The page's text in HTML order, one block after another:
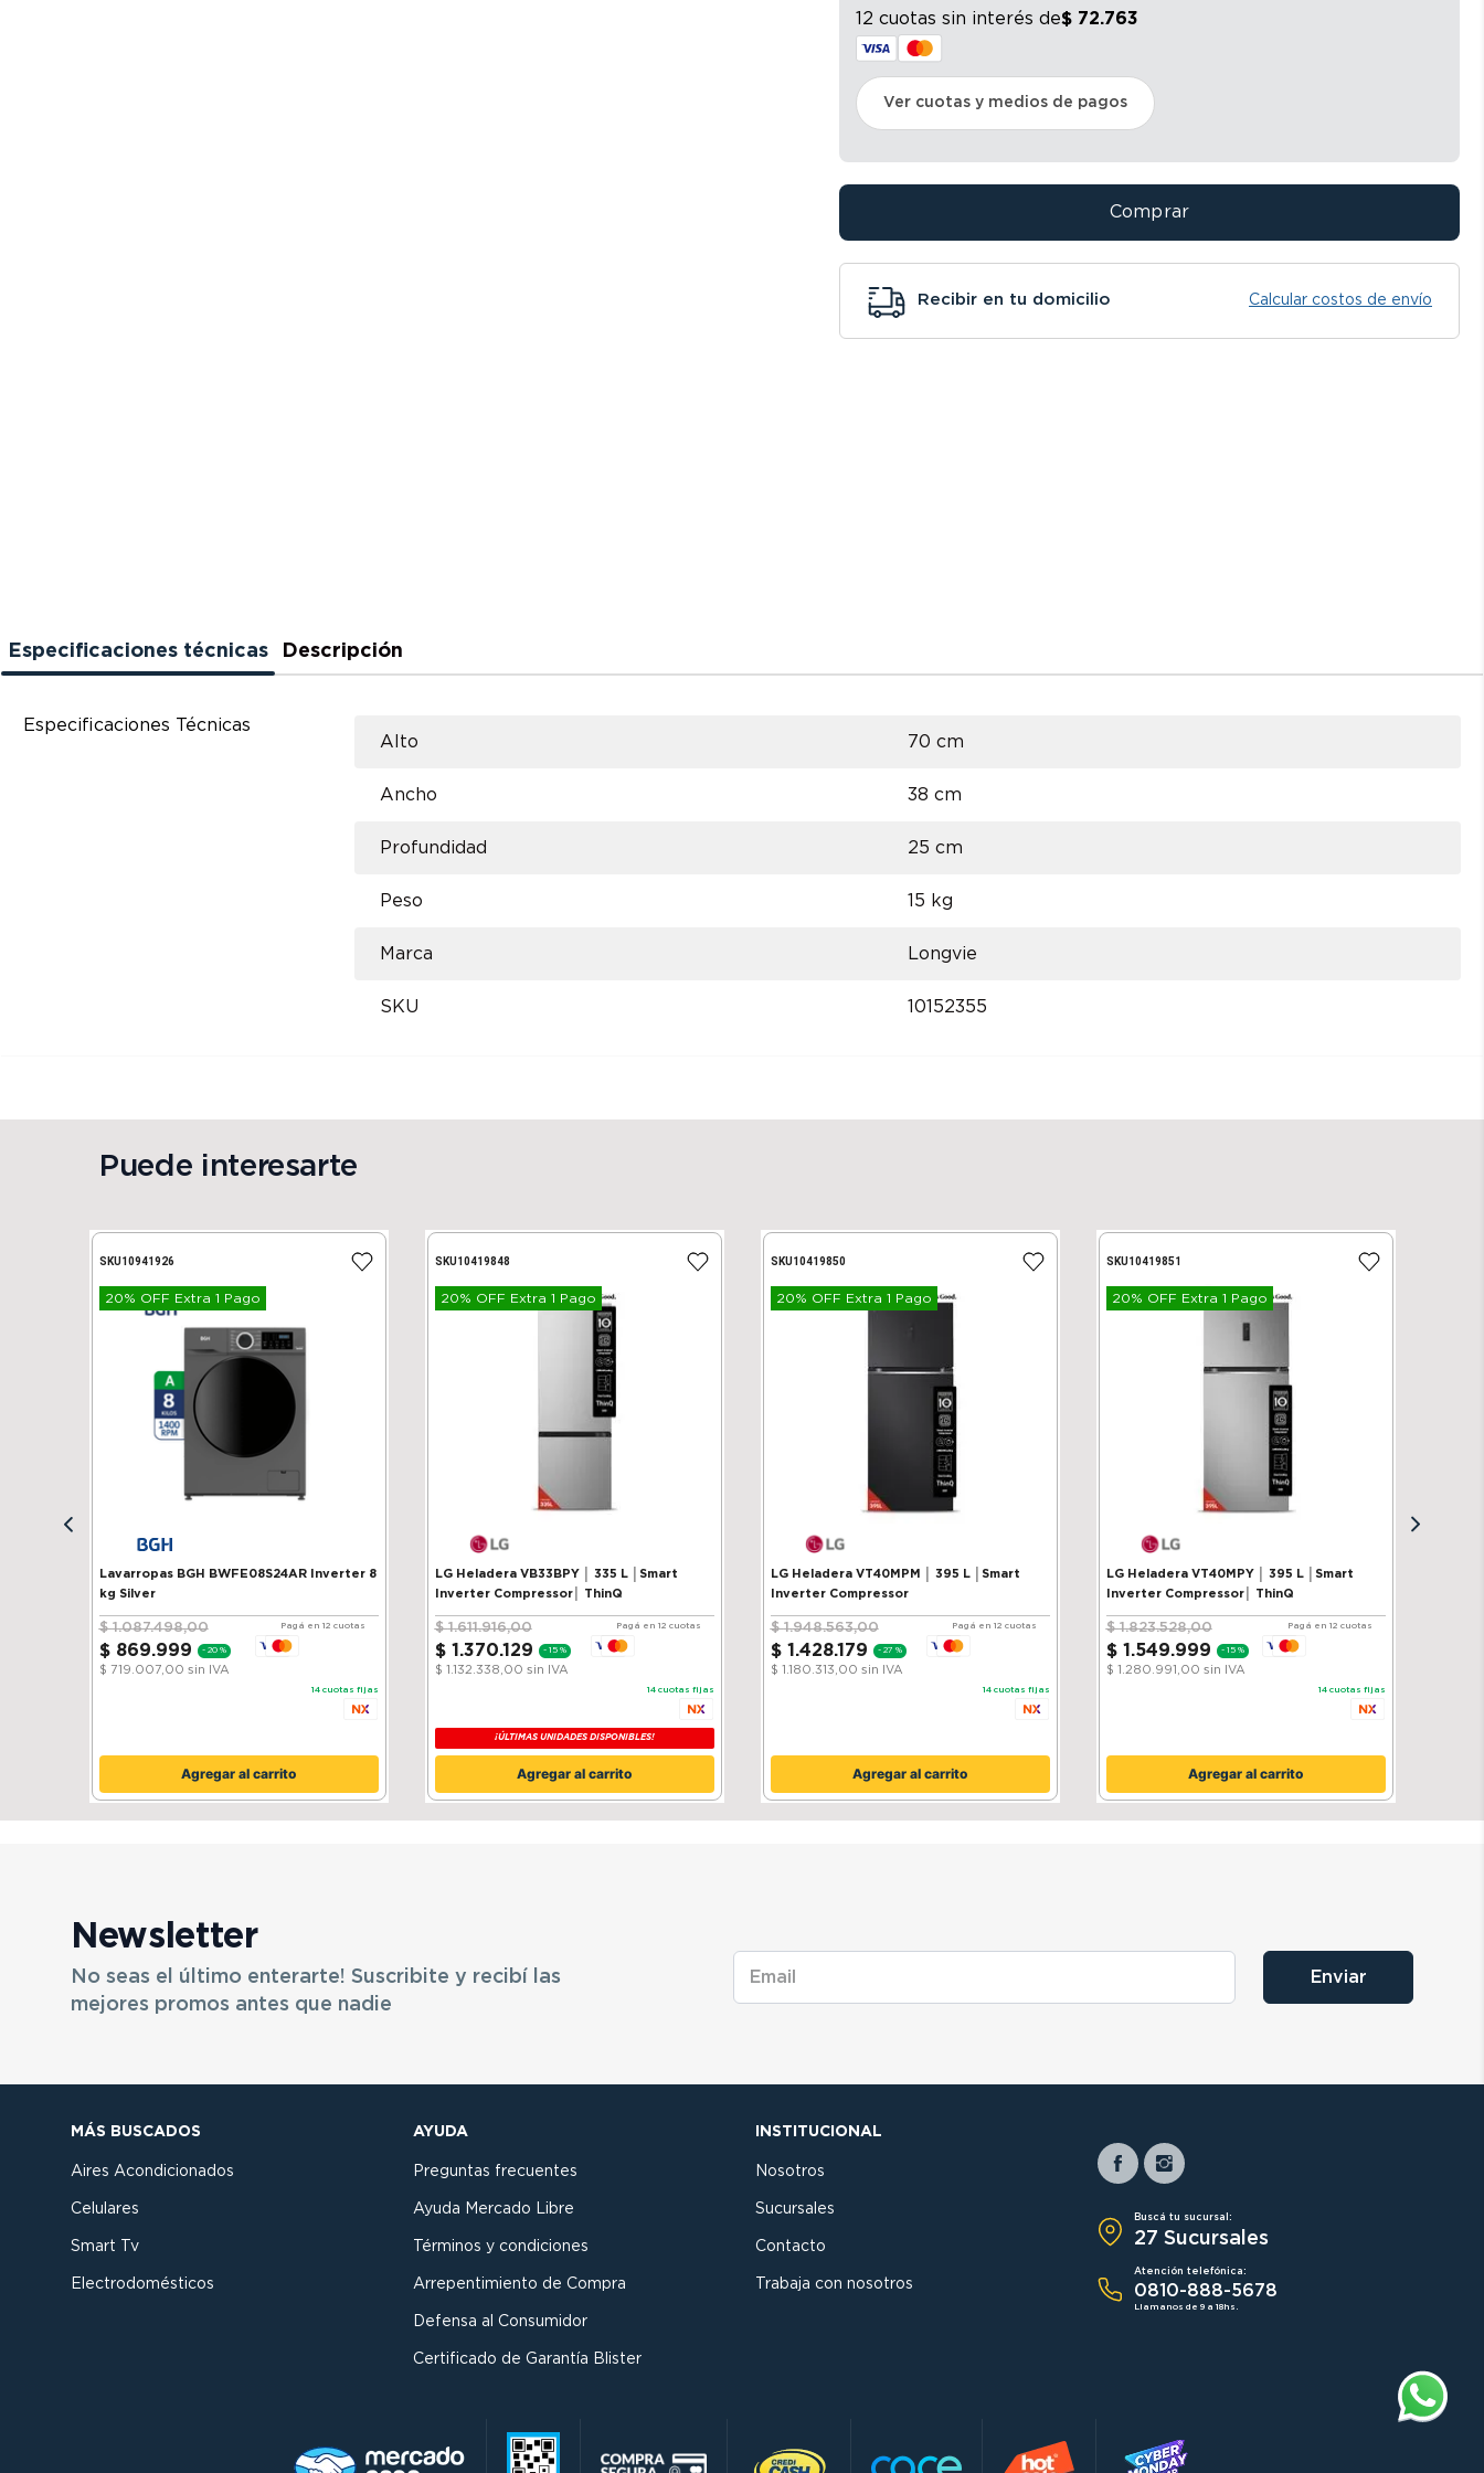
12 cuotas sin interés de$ 72.763
Ver cuotas y medios de pagos
Comprar
Recibir en tu domicilio Calcular costos de envío
Especificaciones técnicas Descripción
Especificaciones Técnicas
Alto
70 cm
Ancho 38 cm
Profundidad 25 cm
Peso 15 kg
Marca Longvie
SKU 10152355
Puede interesarte
SKU10941926
20% OFF Extra 1 Pago
Lavarropas BGH BWFE08S24AR Inverter 8
kg Silver
$ 1.087.498,00
$ 869.999 - 20 %
$ 719.007,00 sin IVA
Pagá en 12 cuotas
14 cuotas fijas
Agregar al carrito
SKU10419848
20% OFF Extra 1 Pago
LG Heladera VB33BPY │ 335 L │Smart
Inverter Compressor│ ThinQ
$ 1.611.916,00
$ 1 .370.129 - 15 %
$ 1.132.338,00 sin IVA
Pagá en 12 cuotas
14 cuotas fijas
¡ÚLTIMAS UNIDADES DISPONIBLES!
Agregar al carrito
SKU10419850
20% OFF Extra 1 Pago
LG Heladera VT40MPM │ 395 L │Smart
Inverter Compressor
$ 1.948.563,00
$ 1 .428.179 - 27 %
$ 1.180.313,00 sin IVA
Pagá en 12 cuotas
14 cuotas fijas
Agregar al carrito
SKU10419851
20% OFF Extra 1 Pago
LG Heladera VT40MPY │ 395 L │Smart
Inverter Compressor│ ThinQ
$ 1.823.528,00
$ 1 .549.999 - 15 %
$ 1.280.991,00 sin IVA
Pagá en 12 cuotas
14 cuotas fijas
Agregar al carrito
Newsletter
No seas el último enterarte! Suscribite y recibí las
mejores promos antes que nadie
Enviar
MÁS BUSCADOS
Aires Acondicionados
Celulares
Smart Tv
Electrodomésticos
AYUDA
Preguntas frecuentes
Ayuda Mercado Libre
Términos y condiciones
Arrepentimiento de Compra
Defensa al Consumidor
Certificado de Garantía Blister
INSTITUCIONAL
Nosotros
Sucursales
Contacto
Trabaja con nosotros
Buscá tu sucursal:
27 Sucursales
Atención telefónica:
0810-888-5678
Llamanos de 9 a 18hs.